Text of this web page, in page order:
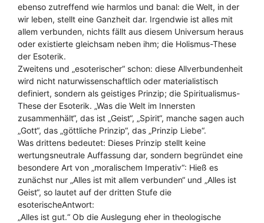
ebenso zutreffend wie harmlos und banal: die Welt, in der
wir leben, stellt eine Ganzheit dar. Irgendwie ist alles mit
allem verbunden, nichts fällt aus diesem Universum heraus
oder existierte gleichsam neben ihm; die Holismus-These
der Esoterik.
Zweitens und „esoterischer“ schon: diese Allverbundenheit
wird nicht naturwissenschaftlich oder materialistisch
definiert, sondern als geistiges Prinzip; die Spiritualismus-
These der Esoterik. „Was die Welt im Innersten
zusammenhält“, das ist „Geist“, „Spirit“, manche sagen auch
„Gott“, das „göttliche Prinzip“, das „Prinzip Liebe“.
Was drittens bedeutet: Dieses Prinzip stellt keine
wertungsneutrale Auffassung dar, sondern begründet eine
besondere Art von „moralischem Imperativ“: Hieß es
zunächst nur „Alles ist mit allem verbunden“ und „Alles ist
Geist“, so lautet auf der dritten Stufe die
esoterischeAntwort:
„Alles ist gut.“ Ob die Auslegung eher in theologische